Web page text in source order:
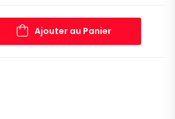
Ajouter au Panier